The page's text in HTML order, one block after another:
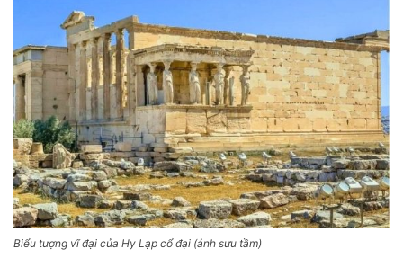
Biểu tượng vĩ đại của Hy Lạp cổ đại (ảnh sưu tầm)